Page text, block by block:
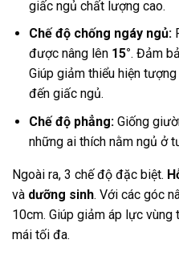
giấc ngủ chất lượng cao.
Chế độ chống ngáy ngủ:
được nâng lên 15°. Đảm
Giúp giảm thiểu hiện
đến giấc ngủ.
Chế độ phẳng:Giống
những ai thích nằm ngủ ở
Ngoài ra, 3 chế độ đặc biệt.
và dưỡng sinh. Với các góc
10cm. Giúp giảm áp lực
mái tối đa.